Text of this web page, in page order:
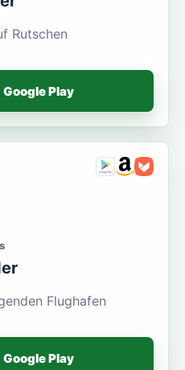
Rutschen
Google Play
Flughafen
Google Play